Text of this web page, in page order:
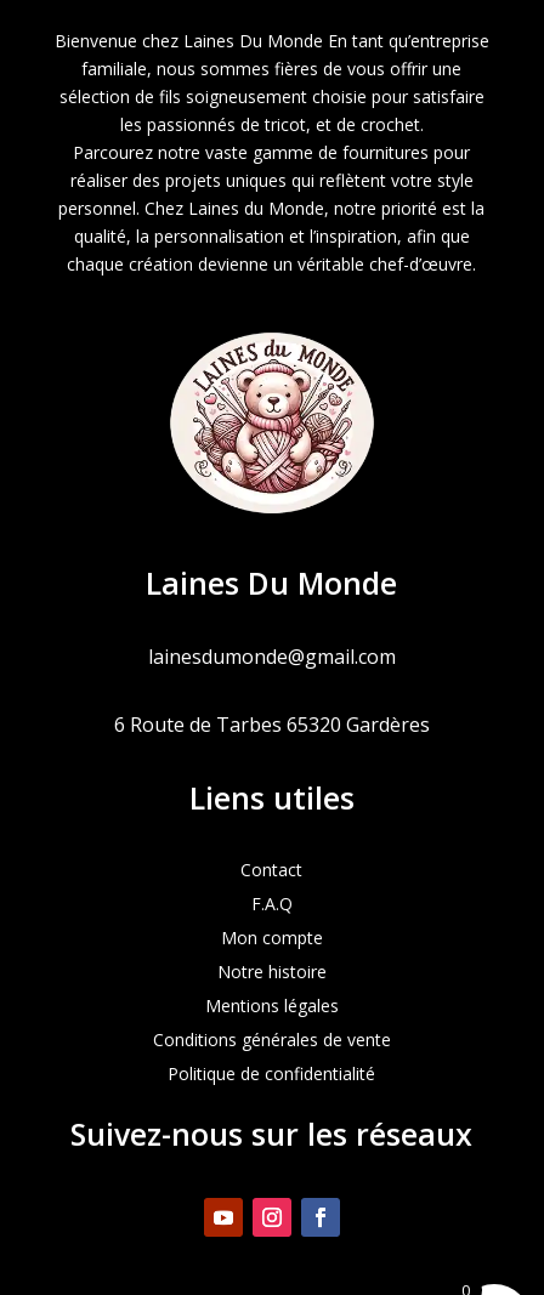
Bienvenue chez Laines Du Monde En tant qu’entreprise
familiale, nous sommes fières de vous offrir une
sélection de fils soigneusement choisie pour satisfaire
les passionnés de tricot, et de crochet.
Parcourez notre vaste gamme de fournitures pour
réaliser des projets uniques qui reflètent votre style
personnel. Chez Laines du Monde, notre priorité est la
qualité, la personnalisation et l’inspiration, afin que
chaque création devienne un véritable chef-d’œuvre.
Laines Du Monde
lainesdumonde@gmail.com
6 Route de Tarbes 65320 Gardères
Liens utiles
Contact
F.A.Q
Mon compte
Notre histoire
Mentions légales
Conditions générales de vente
Politique de confidentialité
Suivez-nous sur les réseaux
0